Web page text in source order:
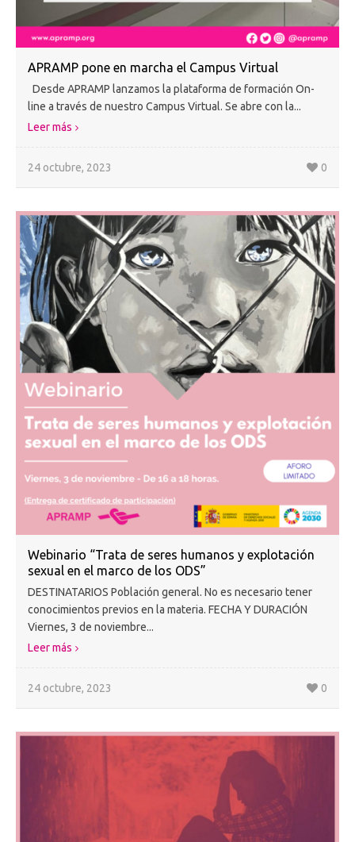
APRAMP pone en marcha el Campus Virtual
Desde APRAMP lanzamos la plataforma de formación On-
line a través de nuestro Campus Virtual. Se abre con la...
Leer más
24 octubre, 2023 0
Webinario “Trata de seres humanos y explotación
sexual en el marco de los ODS”
DESTINATARIOS Población general. No es necesario tener
conocimientos previos en la materia. FECHA Y DURACIÓN
Viernes, 3 de noviembre...
Leer más
24 octubre, 2023 0